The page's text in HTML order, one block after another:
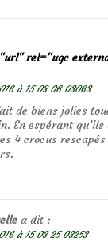
rel="ugc
à 15 03 06 03063
de biens jolies
En espérant
4 crocus
a dit :
à 15 03 25 03253